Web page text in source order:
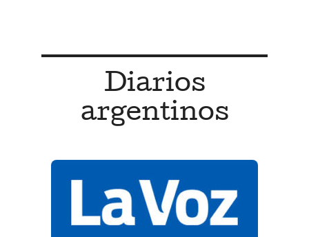
Diarios
argentinos